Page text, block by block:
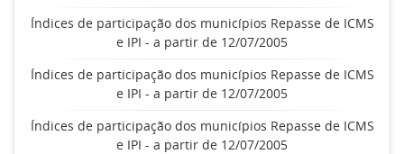
Índices de participação dos municípios Repasse de ICMS
e IPI - a partir de 12/07/2005
Índices de participação dos municípios Repasse de ICMS
e IPI - a partir de 12/07/2005
Índices de participação dos municípios Repasse de ICMS
e IPI - a partir de 12/07/2005